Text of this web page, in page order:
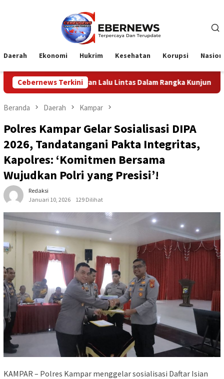
Daerah Ekonomi Hukrim Kesehatan Korupsi
Cebernews Terkini
Lalu Lintas Dalam Rangka Kunjungan Menteri Pertahanan RI
Beranda Daerah Kampar
Polres Kampar Gelar Sosialisasi DIPA
2026, Tandatangani Pakta Integritas,
Kapolres: ‘Komitmen Bersama
Wujudkan Polri yang Presisi’!
Redaksi
Januari 10, 2026
129 Dilihat
KAMPAR – Polres Kampar menggelar sosialisasi Daftar Isian